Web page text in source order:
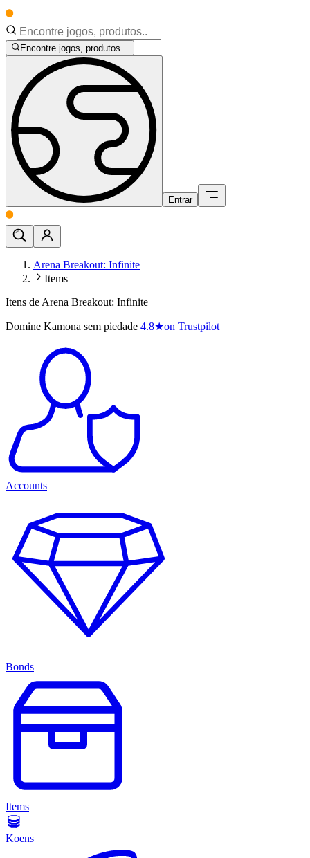
Encontre jogos, produtos...
Entrar
Arena Breakout: Infinite
Items
Itens de Arena Breakout: Infinite
Domine Kamona sem piedade 4.8★on Trustpilot
Accounts
Bonds
Items
Koens